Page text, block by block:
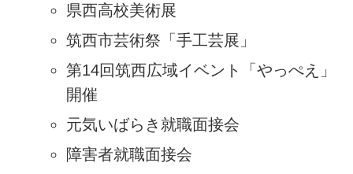
県西高校美術展
筑西市芸術祭「手工芸展」
第14回筑西広域イベント「やっぺえ」
開催
元気いばらき就職面接会
障害者就職面接会